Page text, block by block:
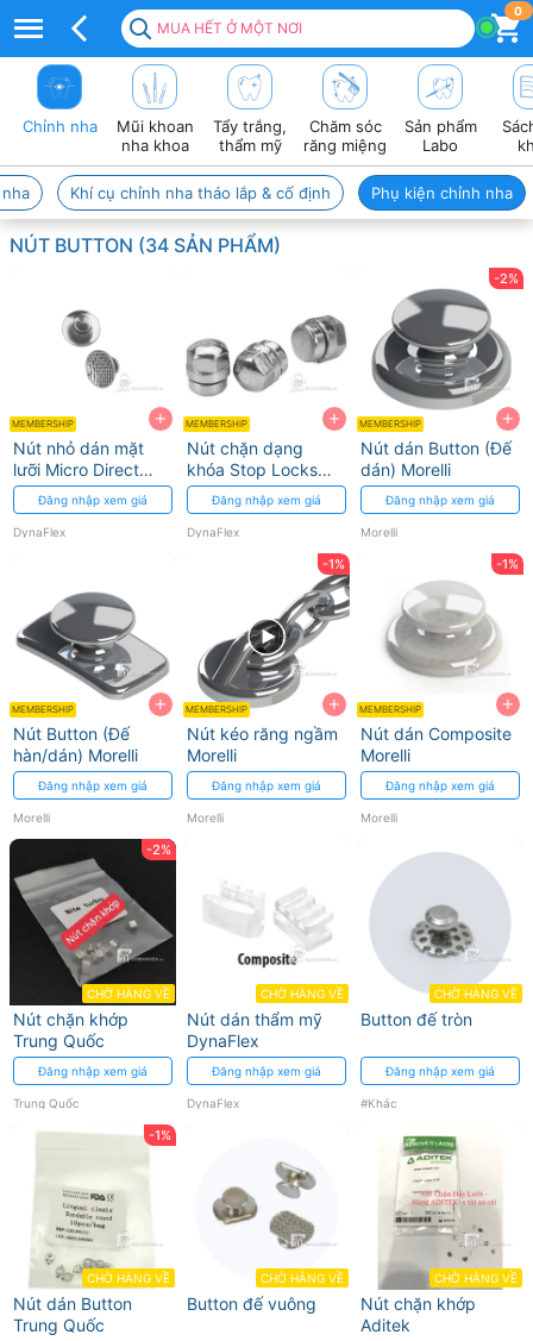
MUA HẾT Ở MỘT NƠI
0
Nút
button
chỉnh
nha
–
Tạo
điểm
kéo
thun
hiệu
quả
trên
răng
Chỉnh nha
Mũi khoan
nha khoa
Tẩy trắng,
thẩm mỹ
Chăm sóc
răng miệng
Sản phẩm
Labo
Khí cụ chỉnh nha tháo lắp & cố định Phụ kiện chỉnh nha
NÚT BUTTON (34 SẢN PHẨM)
+
MEMBERSHIP
Nút nhỏ dán mặt
lưỡi Micro Direct
Bond Round Lingual
Button DynaFlex
Đăng nhập xem giá
DynaFlex
+
MEMBERSHIP
Nút chặn dạng
khóa Stop Locks
DynaFlex
Đăng nhập xem giá
DynaFlex
-2%
+
MEMBERSHIP
Nút dán Button (Đế
dán) Morelli
Đăng nhập xem giá
Morelli
+
MEMBERSHIP
Nút Button (Đế
hàn/dán) Morelli
Đăng nhập xem giá
Morelli
-1%
+
MEMBERSHIP
Nút kéo răng ngầm
Morelli
Đăng nhập xem giá
Morelli
-1%
+
MEMBERSHIP
Nút dán Composite
Morelli
Đăng nhập xem giá
Morelli
-2%
CHỜ HÀNG VỀ
Nút chặn khớp
Trung Quốc
Đăng nhập xem giá
Trung Quốc
CHỜ HÀNG VỀ
Nút dán thẩm mỹ
DynaFlex
Đăng nhập xem giá
DynaFlex
CHỜ HÀNG VỀ
Button đế tròn
Đăng nhập xem giá
#Khác
-1%
CHỜ HÀNG VỀ
Nút dán Button
Trung Quốc
CHỜ HÀNG VỀ
Button đế vuông
CHỜ HÀNG VỀ
Nút chặn khớp
Aditek